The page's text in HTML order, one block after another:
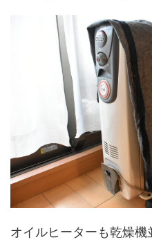
オイルヒーターも乾燥